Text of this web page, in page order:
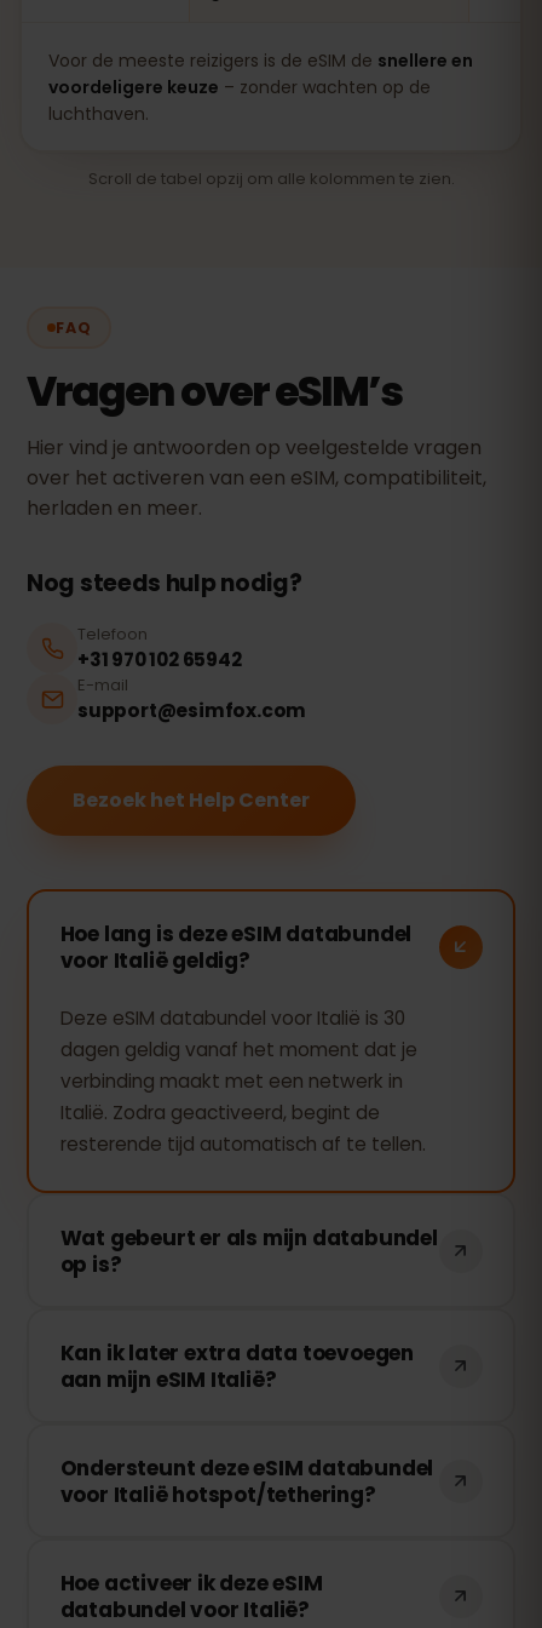
Voor de meeste reizigers is de eSIM de snellere en
voordeligere keuze – zonder wachten op de
luchthaven.
Scroll de tabel opzij om alle kolommen te zien.
FAQ
Vragen over eSIM’s
Hier vind je antwoorden op veelgestelde vragen
over het activeren van een eSIM, compatibiliteit,
herladen en meer.
Nog steeds hulp nodig?
Telefoon
+31 970 102 65942
E-mail
support@esimfox.com
Bezoek het Help Center
Hoe lang is deze eSIM databundel
voor Italië geldig?
Deze eSIM databundel voor Italië is 30
dagen geldig vanaf het moment dat je
verbinding maakt met een netwerk in
Italië. Zodra geactiveerd, begint de
resterende tijd automatisch af te tellen.
Wat gebeurt er als mijn databundel
op is?
verbinding. Je kunt eenvoudig extra data
toevoegen via je eSIMFOX-dashboard en
Kan ik later extra data toevoegen
aan mijn eSIM Italië?
kopen zonder je eSIM opnieuw te hoeven
installeren. Log in op je account en kies
Ondersteunt deze eSIM databundel
voor Italië hotspot/tethering?
een hotspot of tethering met andere
apparaten. Houd er rekening mee dat de
Hoe activeer ik deze eSIM
databundel voor Italië?